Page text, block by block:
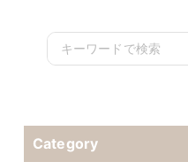
Category